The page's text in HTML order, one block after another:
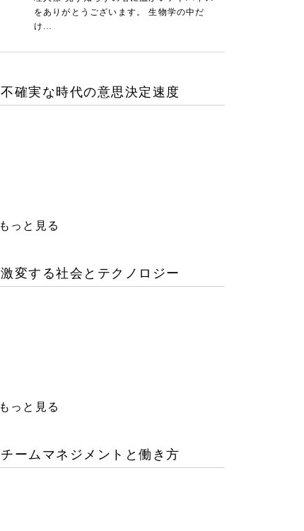
をありがとうございます。 生物学の中だ
け…
不確実な時代の意思決定速度
もっと見る
激変する社会とテクノロジー
もっと見る
チームマネジメントと働き方